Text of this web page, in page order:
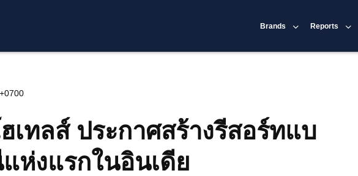
Brands Reports
เทลส์ ประกาศสร้างรีสอร์ทแบ
ห่งแรกในอินเดีย